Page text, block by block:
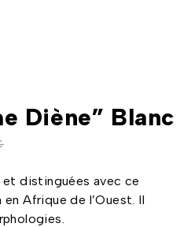
Diène” Blanc
et distinguées avec ce
Afrique de l’Ouest. Il